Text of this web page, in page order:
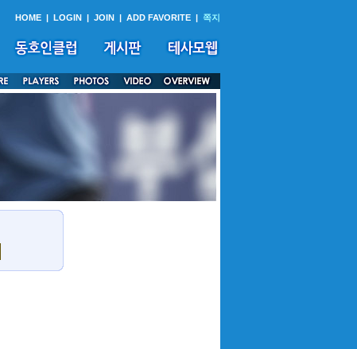
HOME | LOGIN | JOIN | ADD FAVORITE | 쪽지